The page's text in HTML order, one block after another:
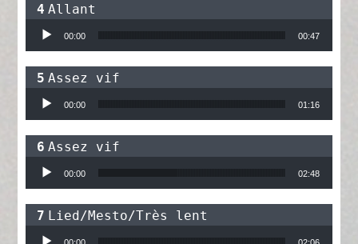
Allant
Lecteur audio
00:00 00:47
Assez vif
Lecteur audio
00:00 01:16
Assez vif
Lecteur audio
00:00 02:48
Lied/Mesto/Très lent
Lecteur audio
00:00 02:06